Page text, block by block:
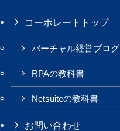
コーポレートトップ
バーチャル経営ブログ
RPAの教科書
Netsuiteの教科書
お問い合わせ